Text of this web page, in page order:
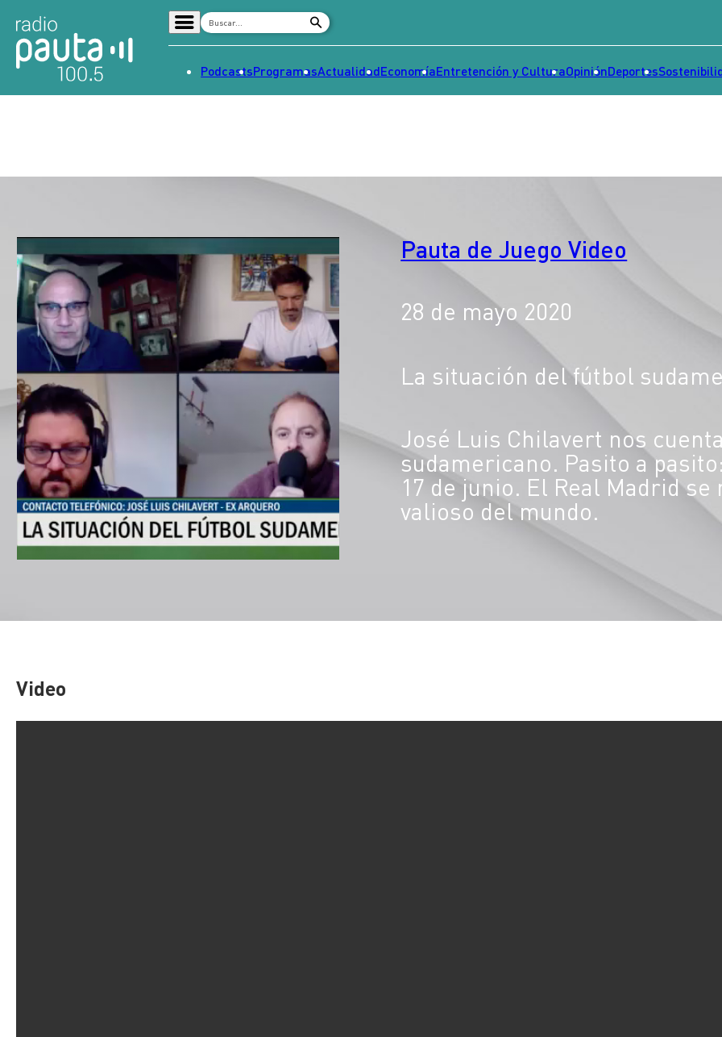
Dato en Pauta
Contenido Patrocinado
PodcastsProgramasActualidadEconomíaEntretención y CulturaOpiniónDeportes
Pauta de Juego Video
28 de mayo 2020
La situación del fútbol
José Luis Chilavert nos
sudamericano. Pasito a
17 de junio. El Real Madrid
valioso del mundo.
Video